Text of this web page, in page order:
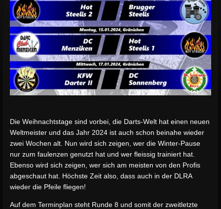
Die Weihnachtstage sind vorbei, die Darts-Welt hat einen neuen
Weltmeister und das Jahr 2024 ist auch schon beinahe wieder
zwei Wochen alt. Nun wird sich zeigen, wer die Winter-Pause
nur zum faulenzen genutzt hat und wer fleissig trainiert hat.
Ebenso wird sich zeigen, wer sich am meisten von den Profis
abgeschaut hat. Höchste Zeit also, dass auch in der DLRA
wieder die Pfeile fliegen!
Auf dem Terminplan steht Runde 8 und somit der zweitletzte